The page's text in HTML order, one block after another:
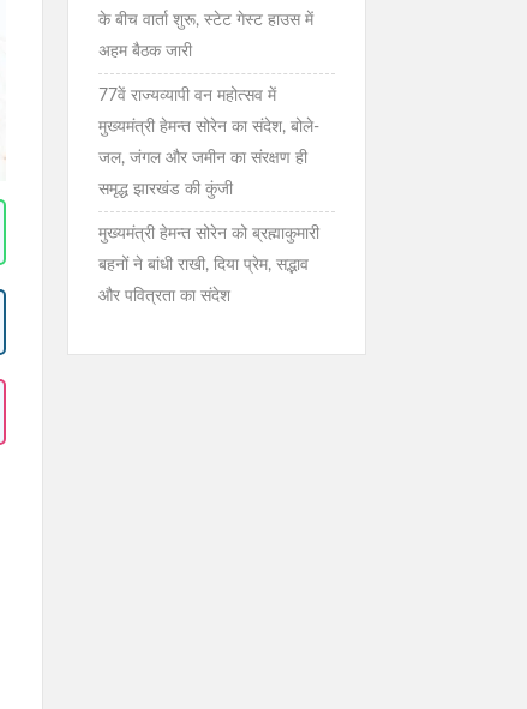
के बीच वार्ता शुरू, स्टेट गेस्ट हाउस में
अहम बैठक जारी
77वें राज्यव्यापी वन महोत्सव में
मुख्यमंत्री हेमन्त सोरेन का संदेश, बोले-
जल, जंगल और जमीन का संरक्षण ही
समृद्ध झारखंड की कुंजी
मुख्यमंत्री हेमन्त सोरेन को ब्रह्माकुमारी
बहनों ने बांधी राखी, दिया प्रेम, सद्भाव
और पवित्रता का संदेश